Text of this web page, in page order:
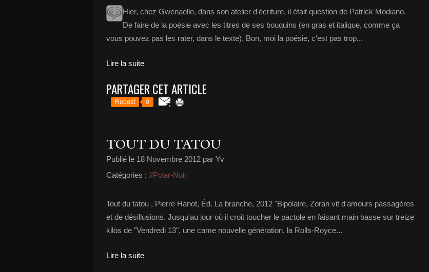
Hier, chez Gwenaelle, dans son atelier d'écriture, il était question de Patrick Modiano.
De faire de la poésie avec les titres de ses bouquins (en gras et italique, comme ça
vous pouvez pas les rater, dans le texte). Bon, moi la poésie, c'est pas trop...
Lire la suite
PARTAGER CET ARTICLE
Repost 0
TOUT DU TATOU
Publié le 18 Novembre 2012 par Yv
Catégories : #Polar-Noir
Tout du tatou , Pierre Hanot, Éd. La branche, 2012 "Bipolaire, Zoran vit d'amours passagères
et de désillusions. Jusqu'au jour où il croit toucher le pactole en faisant main basse sur treize
kilos de "Vendredi 13", une came nouvelle génération, la Rolls-Royce...
Lire la suite